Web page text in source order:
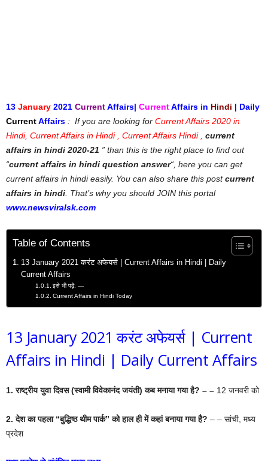
13 January 2021 CurrentAffairs| CurrentAffairs in Hindi | Daily
CurrentAffairs : If you are looking for Current Affairs 2020 in
Hindi, Current Affairs in Hindi , Current Affairs Hindi ,
current
affairs in hindi 2020-21 ” than this is the right place to find out
“current affairs in hindi question answer“, here you can get
current affairs in hindi easily. You can also share this postcurrent
affairs in hindi . That’s why you should JOIN this portal
www.newsviralsk.com
Table of Contents
13 January 2021 करंट अफेयर्स | Current Affairs in Hindi | Daily
Current Affairs
इसे भी पढ़ें: —
Current Affairs in Hindi Today
13 January 2021 करंट अफेयर्स | Current
Affairs in Hindi | Daily Current Affairs
1. राष्ट्रीय युवा दिवस (स्वामी विवेकानंद जयंती) कब मनाया गया है? – – 12 जनवरी को
2. देश का पहला “बुद्धिष्ठ थीम पार्क” को हाल ही में कहां बनाया गया है? – – सांची, मध्य
प्रदेश